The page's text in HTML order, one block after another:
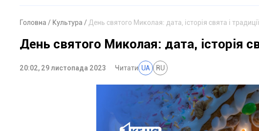
Головна Культура День святого Миколая: дата, історія свята і традиції
День святого Миколая: дата, історія
20:02, 29 листопада 2023 Читати UA RU